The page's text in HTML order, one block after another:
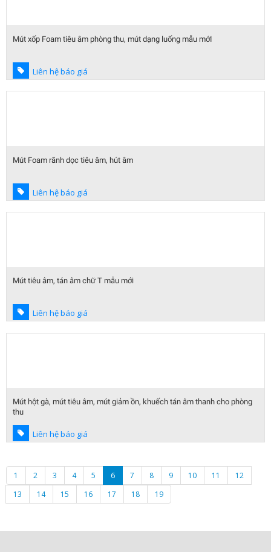
Mút xốp Foam tiêu âm phòng thu, mút dạng luống mẫu mớI
Liên hệ báo giá
Mút Foam rãnh dọc tiêu âm, hút âm
Liên hệ báo giá
Mút tiêu âm, tán âm chữ T mẫu mới
Liên hệ báo giá
Mút hột gà, mút tiêu âm, mút giảm ồn, khuếch tán âm thanh cho phòng
thu
Liên hệ báo giá
1 2 3 4 5 6 7 8 9 10 11
12
13
14 15 16 17 18 19